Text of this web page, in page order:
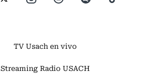
TV Usach en vivo
Streaming Radio USACH